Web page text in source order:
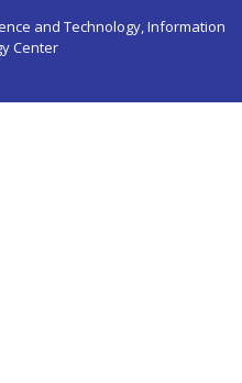
and Technology, Information
Center